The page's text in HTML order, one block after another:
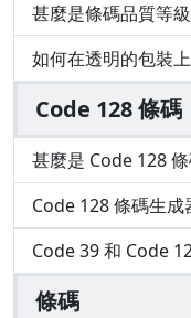
甚麼是條碼品質等級
如何在透明的包裝
Code 128 條碼
甚麼是 Code 128
Code 128 條碼生成
Code 39 和 Code
條碼